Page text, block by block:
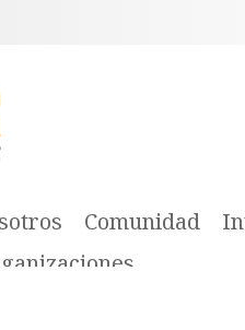
Comunidad